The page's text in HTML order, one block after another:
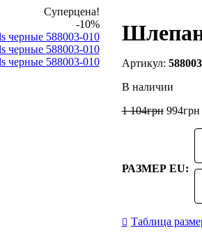
Суперцена!
-10%
В наличии
1 104грн 994грн
РАЗМЕР EU:
Таблица